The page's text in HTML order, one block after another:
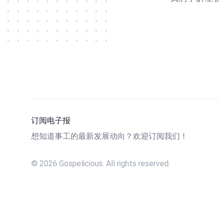
订阅电子报
想知道事工的最新发展动向？欢迎订阅我们！
© 2026 Gospelicious. All rights reserved.